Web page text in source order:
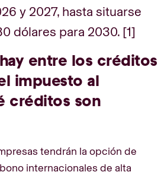
y 2027, hasta situarse
dólares para 2030. [1]
entre los créditos
impuesto al
créditos son
tendrán la opción de
internacionales de alta